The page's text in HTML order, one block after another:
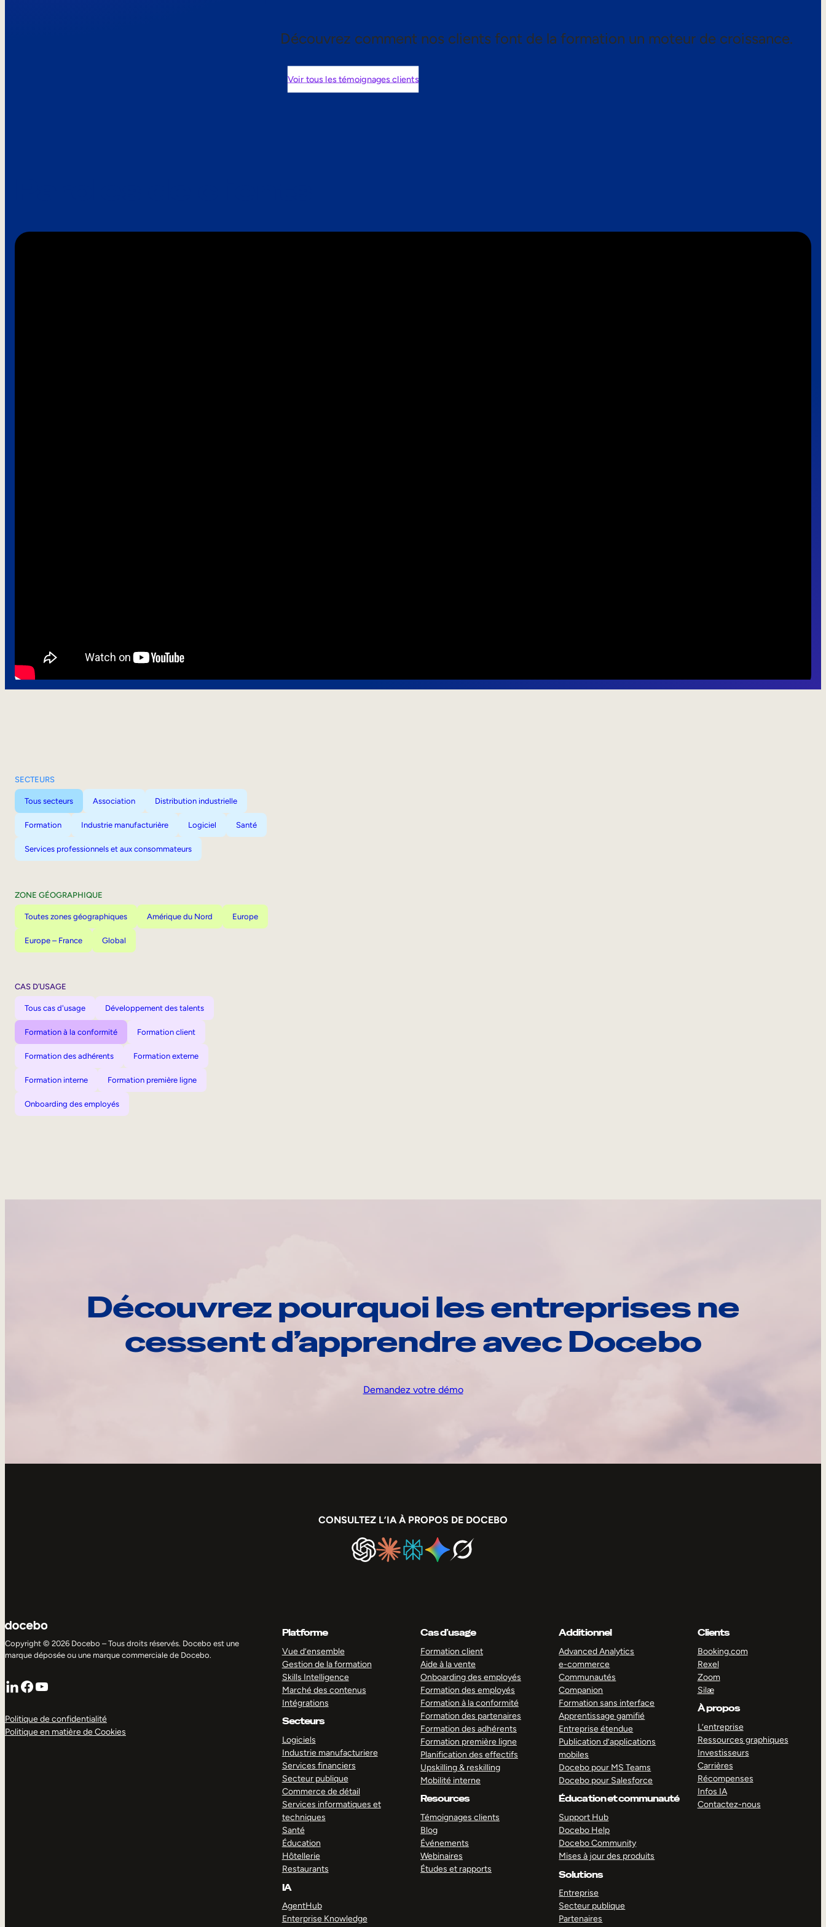
Découvrez comment nos clients font de la formation un moteur de croissance.
Voir tous les témoignages clients
SECTEURS
Tous secteurs Association Distribution industrielle
Formation Industrie manufacturière Logiciel Santé
Services professionnels et aux consommateurs
ZONE GÉOGRAPHIQUE
Toutes zones géographiques Amérique du Nord Europe
Europe – France Global
CAS D’USAGE
Tous cas d'usage Développement des talents
Formation à la conformité Formation client
Formation des adhérents Formation externe
Formation interne Formation première ligne
Onboarding des employés
Découvrez pourquoi les entreprises ne
cessent d’apprendre avec Docebo
Demandez votre démo
CONSULTEZ L’IA À PROPOS DE DOCEBO
Copyright © 2026 Docebo – Tous droits réservés. Docebo est une
marque déposée ou une marque commerciale de Docebo.
LinkedIn
Facebook
YouTube
Politique de confidentialité
Politique en matière de Cookies
Platforme
Vue d’ensemble
Gestion de la formation
Skills Intelligence
Marché des contenus
Intégrations
Secteurs
Logiciels
Industrie manufacturiere
Services financiers
Secteur publique
Commerce de détail
Services informatiques et
techniques
Santé
Éducation
Hôtellerie
Restaurants
IA
AgentHub
Enterprise Knowledge
Cas d’usage
Formation client
Aide à la vente
Onboarding des employés
Formation des employés
Formation à la conformité
Formation des partenaires
Formation des adhérents
Formation première ligne
Planification des effectifs
Upskilling & reskilling
Mobilité interne
Resources
Témoignages clients
Blog
Événements
Webinaires
Études et rapports
Additionnel
Advanced Analytics
e-commerce
Communautés
Companion
Formation sans interface
Apprentissage gamifié
Entreprise étendue
Publication d’applications
mobiles
Docebo pour MS Teams
Docebo pour Salesforce
Éducation et communauté
Support Hub
Docebo Help
Docebo Community
Mises à jour des produits
Solutions
Entreprise
Secteur publique
Partenaires
Clients
Booking.com
Rexel
Zoom
Silæ
À propos
L’entreprise
Ressources graphiques
Investisseurs
Carrières
Récompenses
Infos IA
Contactez-nous